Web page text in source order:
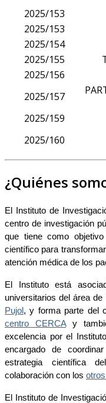
2025/153
2025/153
2025/154
2025/155
2025/156
2025/157
2025/159
2025/160
¿Quiénes
El Instituto de
centro de investigación
que tiene como
científico para
atención médica de los
El Instituto está
universitarios del área de
Pujol, y forma parte del
centro CERCAy
excelencia por el
encargado de
estrategia científica
colaboración con los
El Instituto de